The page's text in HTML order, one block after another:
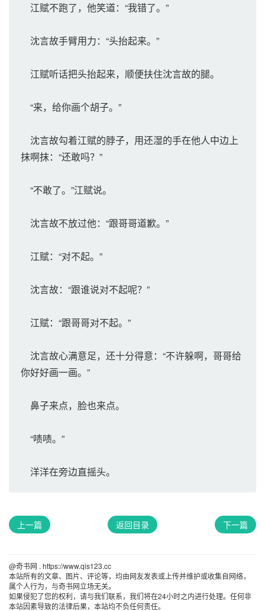
江赋不跑了，他笑道：“我错了。”
沈言故手臂用力：“头抬起来。”
江赋听话把头抬起来，顺便扶住沈言故的腿。
“来，给你画个胡子。”
沈言故勾着江赋的脖子，用还湿的手在他人中边上
抹啊抹：“还敢吗？”
“不敢了。”江赋说。
沈言故不放过他：“跟哥哥道歉。”
江赋：“对不起。”
沈言故：“跟谁说对不起呢？”
江赋：“跟哥哥对不起。”
沈言故心满意足，还十分得意：“不许躲啊，哥哥给
你好好画一画。”
鼻子来点，脸也来点。
“啧啧。”
洋洋在旁边直摇头。
上一篇 返回目录 下一篇
@奇书网 . https://www.qis123.cc
本站所有的文章、图片、评论等，均由网友发表或上传并维护或收集自网络，
属个人行为，与奇书网立场无关。
如果侵犯了您的权利，请与我们联系，我们将在24小时之内进行处理。任何非
本站因素导致的法律后果，本站均不负任何责任。